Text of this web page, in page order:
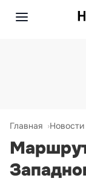
Главная Новости